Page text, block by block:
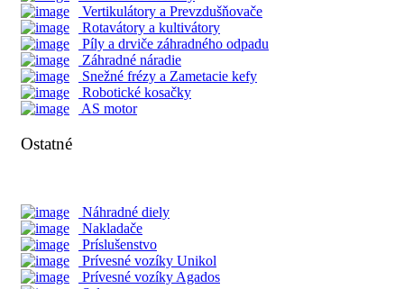
Vertikulátory a Prevzdušňovače
Rotavátory a kultivátory
Píly a drviče záhradného odpadu
Záhradné náradie
Snežné frézy a Zametacie kefy
Robotické kosačky
AS motor
Ostatné
Náhradné diely
Nakladače
Príslušenstvo
Prívesné vozíky Unikol
Prívesné vozíky Agados
RX Séria
PX Séria
UTV Séria
Nakladače Multione
Séria 1
Séria 4
Séria 8
Séria 11
Séria EZ
CARON